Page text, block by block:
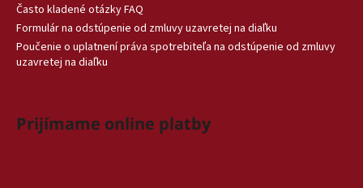
Často kladené otázky FAQ
Formulár na odstúpenie od zmluvy uzavretej na diaľku
Poučenie o uplatnení práva spotrebiteľa na odstúpenie od zmluvy
uzavretej na diaľku
Prijímame online platby